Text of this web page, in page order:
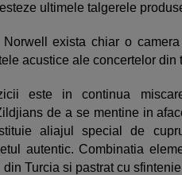
ultimele talgerele
Norwell exista chiar o
acustice ale concertelor din
este in continua
de a se mentine in
aliajul special de
autentic. Combinatia
Turcia si pastrat cu